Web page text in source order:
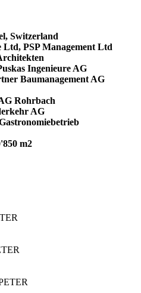
Switzerland
Ltd, PSP Management Ltd
Ingenieure AG
Baumanagement AG
Rohrbach
AG
m2